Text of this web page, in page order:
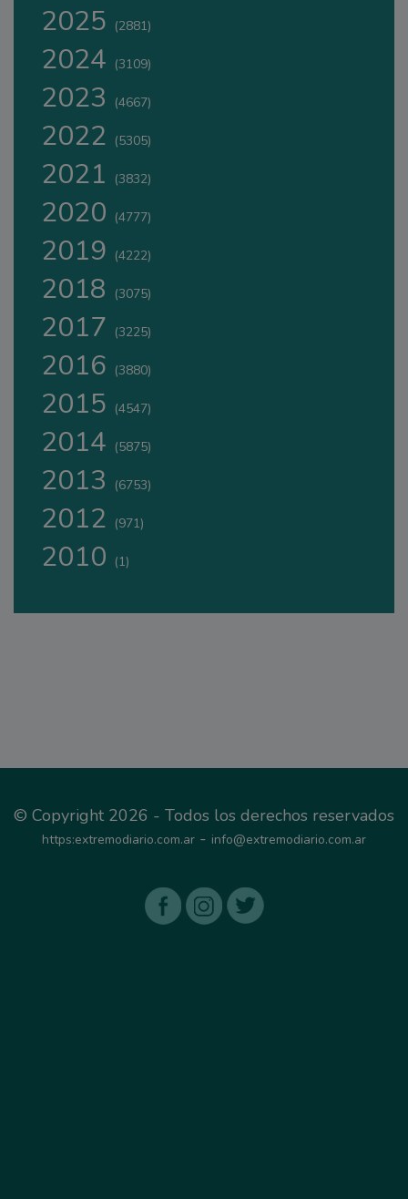
2025 (2881)
2024 (3109)
2023 (4667)
2022 (5305)
2021 (3832)
2020 (4777)
2019 (4222)
2018 (3075)
2017 (3225)
2016 (3880)
2015 (4547)
2014 (5875)
2013 (6753)
2012 (971)
2010 (1)
© Copyright 2026 - Todos los derechos reservados
https:extremodiario.com.ar - info@extremodiario.com.ar